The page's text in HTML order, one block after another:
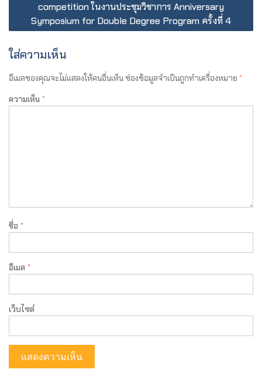
competition ในงานประชุมวิชาการ Anniversary
Symposium for Double Degree Program ครั้งที่ 4
ใส่ความเห็น
อีเมลของคุณจะไม่แสดงให้คนอื่นเห็น ช่องข้อมูลจำเป็นถูกทำเครื่องหมาย *
ความเห็น *
ชื่อ *
อีเมล *
เว็บไซต์